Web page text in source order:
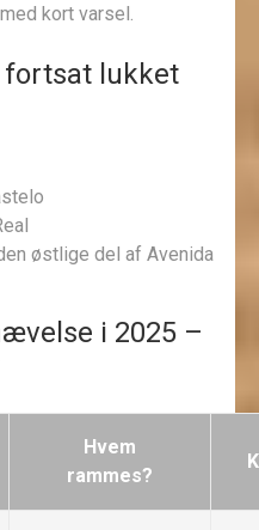
kort varsel.
fortsat lukket
østlige del af Avenida
i 2025 –
Hvem
rammes?